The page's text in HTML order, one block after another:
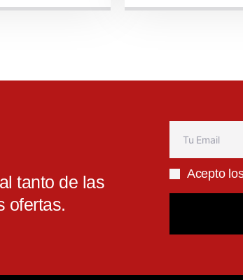
tanto de las
ofertas.
Acepto